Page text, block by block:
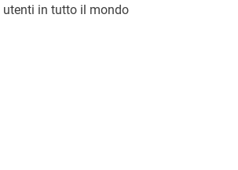
utenti in tutto il mondo